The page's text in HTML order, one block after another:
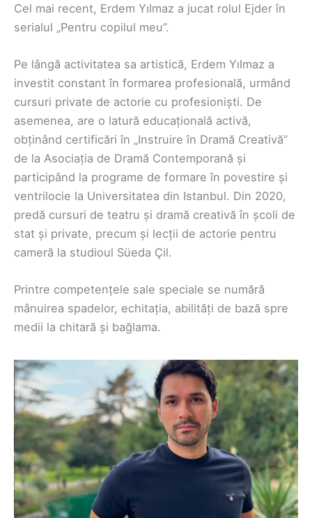
Cel mai recent, Erdem Yılmaz a jucat rolul Ejder în
serialul „Pentru copilul meu”.
Pe lângă activitatea sa artistică, Erdem Yılmaz a
investit constant în formarea profesională, urmând
cursuri private de actorie cu profesioniști. De
asemenea, are o latură educațională activă,
obținând certificări în „Instruire în Dramă Creativă”
de la Asociația de Dramă Contemporană și
participând la programe de formare în povestire și
ventrilocie la Universitatea din Istanbul. Din 2020,
predă cursuri de teatru și dramă creativă în școli de
stat și private, precum și lecții de actorie pentru
cameră la studioul Süeda Çil.
Printre competențele sale speciale se numără
mânuirea spadelor, echitația, abilități de bază spre
medii la chitară și bağlama.